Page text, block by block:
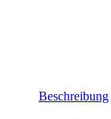
Beschreibung